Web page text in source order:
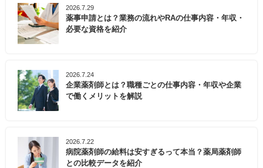
2026.7.29
薬事申請とは？業務の流れやRAの仕事内容・年収・
必要な資格を紹介
2026.7.24
企業薬剤師とは？職種ごとの仕事内容・年収や企業
で働くメリットを解説
2026.7.22
病院薬剤師の給料は安すぎるって本当？薬局薬剤師
との比較データを紹介